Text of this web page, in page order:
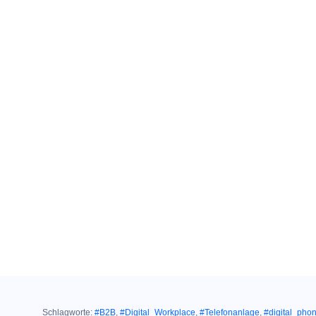
Schlagworte: #B2B, #Digital_Workplace, #Telefonanlage,